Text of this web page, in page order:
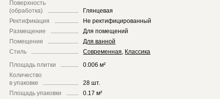
Поверхность
(обработка)
Глянцевая
Ректификация
Не ректифицированный
Размещение
Для помещений
Помещение
Для ванной
Стиль
Современная Классика
Площадь плитки
0.006 м²
Количество
в упаковке
28 шт.
Площадь упаковки
0.17 м²